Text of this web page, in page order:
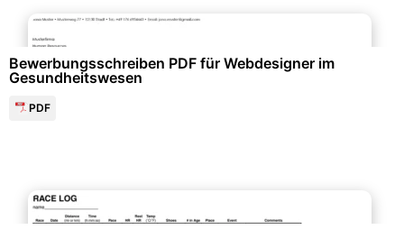
Bewerbungsschreiben PDF für Webdesigner im
Gesundheitswesen
PDF